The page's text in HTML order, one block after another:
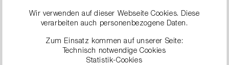
RÜCKENPRINT
149,99 €
JERSEY
99,99 €
Wir verwenden auf dieser Webseite Cookies. Diese
verarbeiten auch personenbezogene Daten.
Zum Einsatz kommen auf unserer Seite:
Technisch notwendige Cookies
Statistik-Cookies